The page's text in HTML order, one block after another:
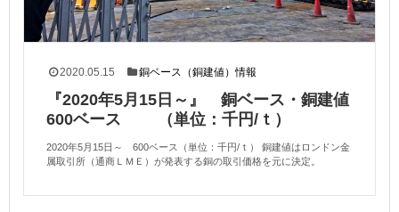
2020.05.15 銅ベース（銅建値）情報
『2020年5月15日～』 銅ベース・銅建値
600ベース （単位：千円/ｔ）
2020年5月15日～ 600ベース（単位：千円/ｔ） 銅建値はロンドン金
属取引所（通商ＬＭＥ）が発表する銅の取引価格を元に決定。